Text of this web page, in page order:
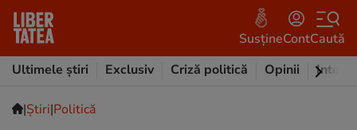
SusțineContCaută
Ultimele știri
Exclusiv Criză politică Opinii
|Ştiri|Politică